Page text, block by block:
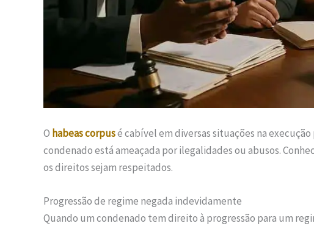
O habeas corpusé cabível em diversas situações na
condenado está ameaçada por ilegalidades ou abusos.
os direitos sejam respeitados.
Progressão de regime negada indevidamente
Quando um condenado tem direito à progressão para um